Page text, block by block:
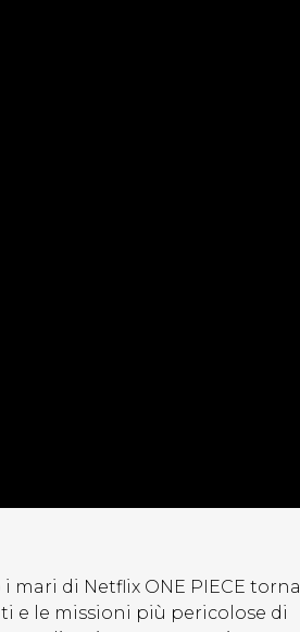
i mari di Netflix ONE PIECE torna
e le missioni più pericolose di